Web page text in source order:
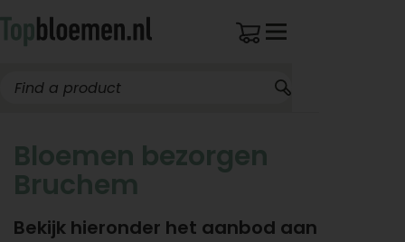
Bloemen bezorgen
Bruchem
Bekijk hieronder het aanbod aan